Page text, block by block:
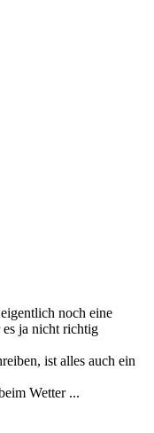
noch eine
ja nicht richtig
ist alles auch ein
Wetter ...